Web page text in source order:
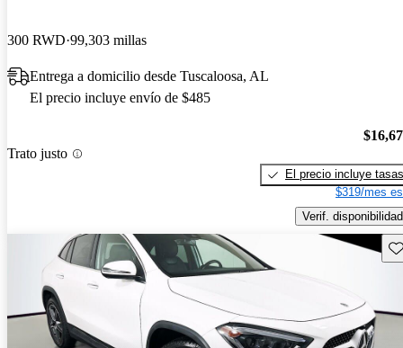
300 RWD 99,303 millas
Entrega a domicilio desde Tuscaloosa, AL
El precio incluye envío de $485
Trato justo
El precio incluye tasas
$319/mes
Verif. disponibilidad